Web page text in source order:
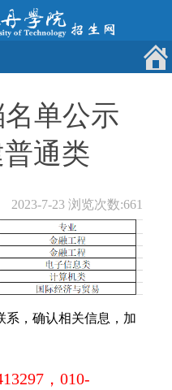
单公示
通类
2023-7-23浏览次数:661
系，确认相关信息，加
，010-